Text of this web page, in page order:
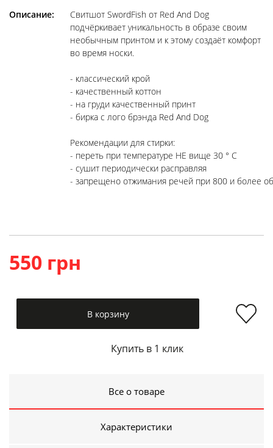
Описание:
Свитшот SwordFish от Red And Dog
подчёркивает уникальность в образе своим
необычным принтом и к этому создаёт комфорт
во время носки.
- классический крой
- качественный коттон
- на груди качественный принт
- бирка с лого брэнда Red And Dog
Рекомендации для стирки:
- переть при температуре НЕ вище 30 ° C
- сушит периодически расправляя
- запрещено отжимания речей при 800 и более
550 грн
В корзину
Купить в 1 клик
Все о товаре
Характеристики